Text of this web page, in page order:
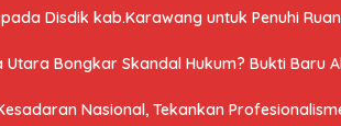
Disdik kab.Karawang untuk Penuhi
Bongkar Skandal Hukum? Bukti Baru
Nasional, Tekankan